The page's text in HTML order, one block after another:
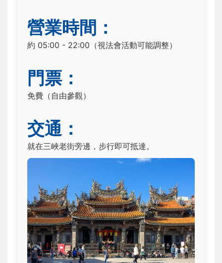
營業時間：
約 05:00 - 22:00（視法會活動可能調整）
門票：
免費（自由參觀）
交通：
就在三峽老街旁邊，步行即可抵達。